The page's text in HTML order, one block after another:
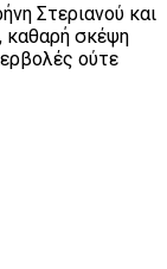
Στεριανού και
καθαρή σκέψη
ούτε